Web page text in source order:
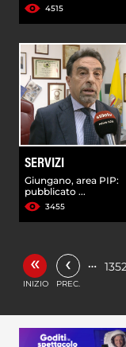
4515
SERVIZI
Giungano, area PIP:
pubblicato ...
3455
«
INIZIO
‹
PREC.
…